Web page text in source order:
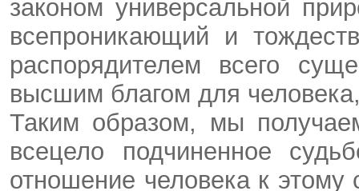
законом универсальной
всепроникающий и
распорядителем всего
высшим благом для
Таким образом, мы
всецело подчиненное
отношение человека к этому